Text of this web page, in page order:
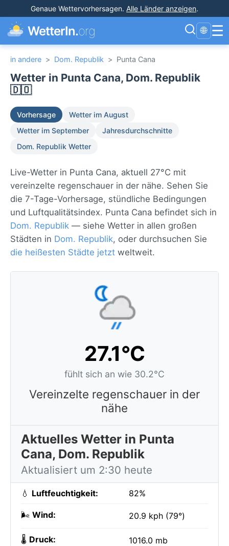
Genaue Wettervorhersagen. Alle Länder anzeigen.
WetterIn.org 🌐 ☰
in andere > Dom. Republik > Punta Cana
Wetter in Punta Cana, Dom. Republik
🇩🇴
Vorhersage
Wetter im August
Wetter im September
Jahresdurchschnitte
Dom. Republik Wetter
Live-Wetter in Punta Cana, aktuell 27°C mit
vereinzelte regenschauer in der nähe. Sehen Sie
die 7-Tage-Vorhersage, stündliche Bedingungen
und Luftqualitätsindex. Punta Cana befindet sich in
Dom. Republik — siehe Wetter in allen großen
Städten in Dom. Republik, oder durchsuchen Sie
die heißesten Städte jetzt weltweit.
27.1°C
fühlt sich an wie 30.2°C
Vereinzelte regenschauer in der
nähe
Aktuelles Wetter in Punta
Cana, Dom. Republik
Aktualisiert um 2:30 heute
💧 Luftfeuchtigkeit: 82%
🌬️ Wind: 20.9 kph (79°)
🌡️ Druck: 1016.0 mb